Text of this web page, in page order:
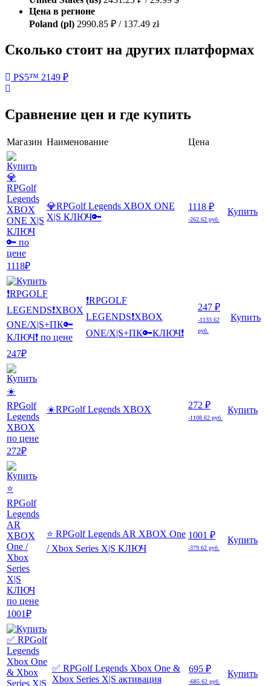
Цена в регионе
Poland (pl) 2990.85 ₽ / 137.49 zł
Сколько стоит на других платформах
PS5™ 2149 ₽
Сравнение цен и где купить
Магазин Наименование Цена
💎RPGolf Legends XBOX ONE
X|S КЛЮЧ🔑
1118 ₽
-262.62 руб.
Купить
❗RPGOLF
LEGENDS❗XBOX
ONE/X|S+ПК🔑КЛЮЧ❗
247 ₽
-1133.62
руб.
Купить
☀️RPGolf Legends XBOX 272 ₽
-1108.62 руб.
Купить
⭐ RPGolf Legends AR XBOX One
/ Xbox Series X|S КЛЮЧ
1001 ₽
-379.62 руб.
Купить
✅ RPGolf Legends Xbox One &
Xbox Series X|S активация
695 ₽
-685.62 руб.
Купить